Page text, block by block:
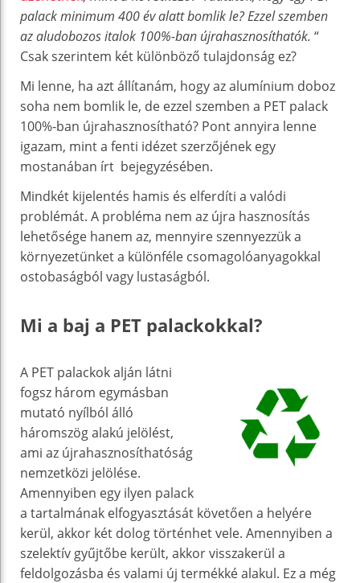
palack minimum 400 év alatt bomlik le? Ezzel szemben
az aludobozos italok 100%-ban újrahasznosíthatók. “
Csak szerintem két különböző tulajdonság ez?
Mi lenne, ha azt állítanám, hogy az alumínium doboz
soha nem bomlik le, de ezzel szemben a PET palack
100%-ban újrahasznosítható? Pont annyira lenne
igazam, mint a fenti idézet szerzőjének egy
mostanában írt bejegyzésében.
Mindkét kijelentés hamis és elferdíti a valódi
problémát. A probléma nem az újra hasznosítás
lehetősége hanem az, mennyire szennyezzük a
környezetünket a különféle csomagolóanyagokkal
ostobaságból vagy lustaságból.
Mi a baj a PET palackokkal?
A PET palackok alján látni
fogsz három egymásban
mutató nyílból álló
háromszög alakú jelölést,
ami az újrahasznosíthatóság
nemzetközi jelölése.
Amennyiben egy ilyen palack
a tartalmának elfogyasztását követően a helyére
kerül, akkor két dolog történhet vele. Amennyiben a
szelektív gyűjtőbe került, akkor visszakerül a
feldolgozásba és valami új termékké alakul. Ez a még